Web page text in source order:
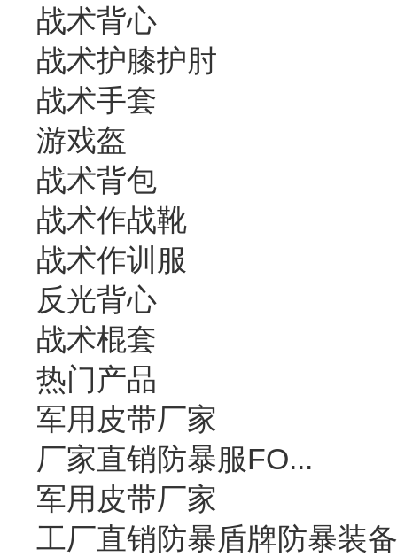
战术背心
战术护膝护肘
战术手套
游戏盔
战术背包
战术作战靴
战术作训服
反光背心
战术棍套
热门产品
军用皮带厂家
厂家直销防暴服FO...
军用皮带厂家
工厂直销防暴盾牌防暴装备